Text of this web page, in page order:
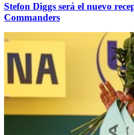
Stefon Diggs será el nuevo
Commanders